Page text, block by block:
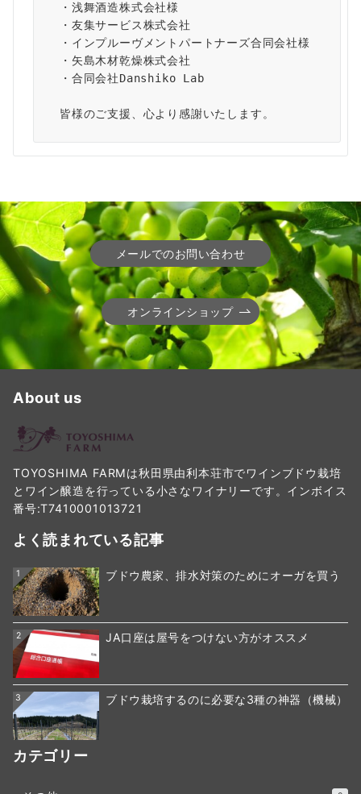
・浅舞酒造株式会社様
・友集サービス株式会社
・インプルーヴメントパートナーズ合同会社様
・矢島木材乾燥株式会社
・合同会社Danshiko Lab
皆様のご支援、心より感謝いたします。
メールでのお問い合わせ
オンラインショップ
About us
TOYOSHIMA FARMは秋田県由利本荘市でワインブドウ栽培
とワイン醸造を行っている小さなワイナリーです。インボイス
番号:T7410001013721
よく読まれている記事
1 ブドウ農家、排水対策のためにオーガを買う
2 JA口座は屋号をつけない方がオススメ
3 ブドウ栽培するのに必要な3種の神器（機械）
カテゴリー